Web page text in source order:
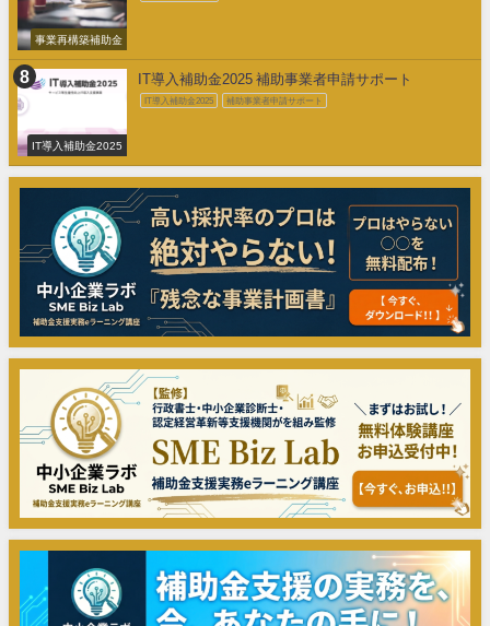
事業再構築補助金
IT導入補助金2025
IT導入補助金2025 補助事業者申請サポート
IT導入補助金2025 補助事業者申請サポート